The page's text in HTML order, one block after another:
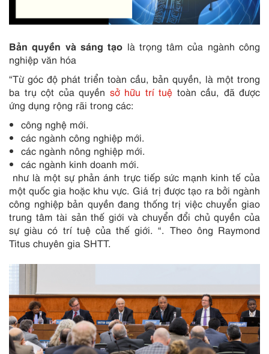
Bản quyền và sáng tạo là trọng tâm của ngành công
nghiệp văn hóa
“Từ góc độ phát triển toàn cầu, bản quyền, là một trong
ba trụ cột của quyền sở hữu trí tuệ toàn cầu, đã được
ứng dụng rộng rãi trong các:
công nghệ mới.
các ngành công nghiệp mới.
các ngành nông nghiệp mới.
các ngành kinh doanh mới.
như là một sự phản ánh trực tiếp sức mạnh kinh tế của
một quốc gia hoặc khu vực. Giá trị được tạo ra bởi ngành
công nghiệp bản quyền đang thống trị việc chuyển giao
trung tâm tài sản thế giới và chuyển đổi chủ quyền của
sự giàu có trí tuệ của thế giới. “. Theo ông Raymond
Titus chuyên gia SHTT.